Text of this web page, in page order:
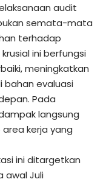
audit
semata-mata
terhadap
ini berfungsi
meningkatkan
bahan evaluasi
Pada
langsung
kerja yang
ini ditargetkan
awal Juli